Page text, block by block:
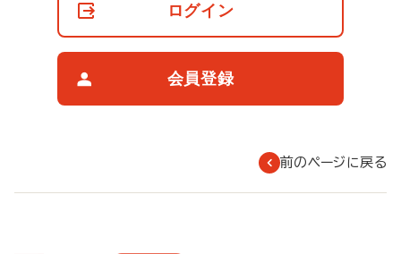
ログイン
会員登録
前のページに戻る